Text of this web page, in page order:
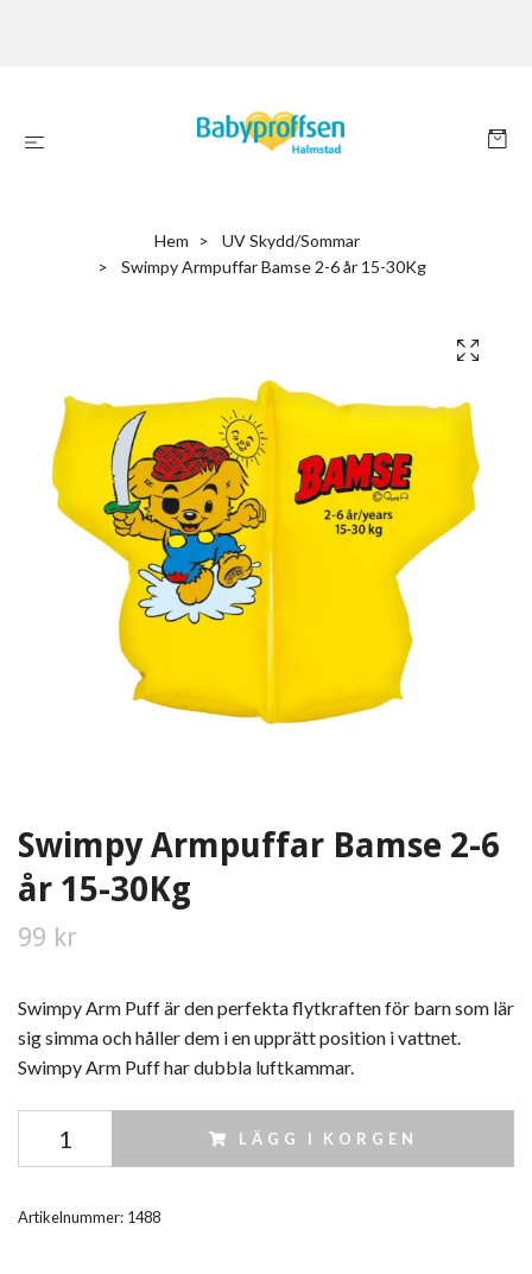
Hem
UV Skydd/Sommar
Swimpy Armpuffar Bamse 2-6 år 15-30Kg
Swimpy Armpuffar Bamse 2-6
år 15-30Kg
99 kr
Swimpy Arm Puff är den perfekta flytkraften för barn som lär
sig simma och håller dem i en upprätt position i vattnet.
Swimpy Arm Puff har dubbla luftkammar.
LÄGG I KORGEN
Artikelnummer: 1488